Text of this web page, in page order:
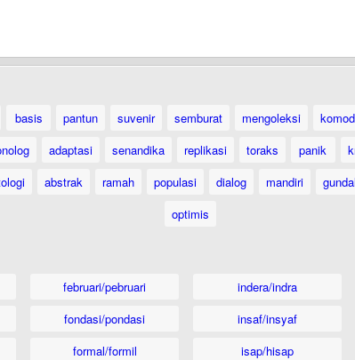
basis pantun suvenir semburat mengoleksi
adaptasi senandika replikasi toraks panik
abstrak ramah populasi dialog mandiri
optimis
februari/pebruari
fondasi/pondasi
formal/formil
indera/indra
insaf/insyaf
isap/hisap